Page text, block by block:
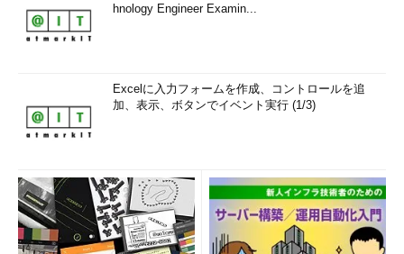
hnology Engineer Examin...
Excelに入力フォームを作成、コントロールを追
加、表示、ボタンでイベント実行 (1/3)